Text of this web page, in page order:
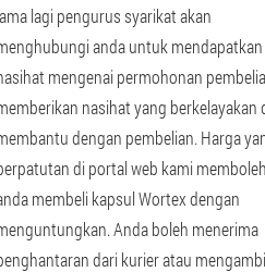
lagi pengurus syarikat akan
anda untuk mendapatkan
mengenai permohonan
nasihat yang berkelayakan
dengan pembelian. Harga
di portal web kami
membeli kapsul Wortex dengan
Anda boleh menerima
dari kurier atau